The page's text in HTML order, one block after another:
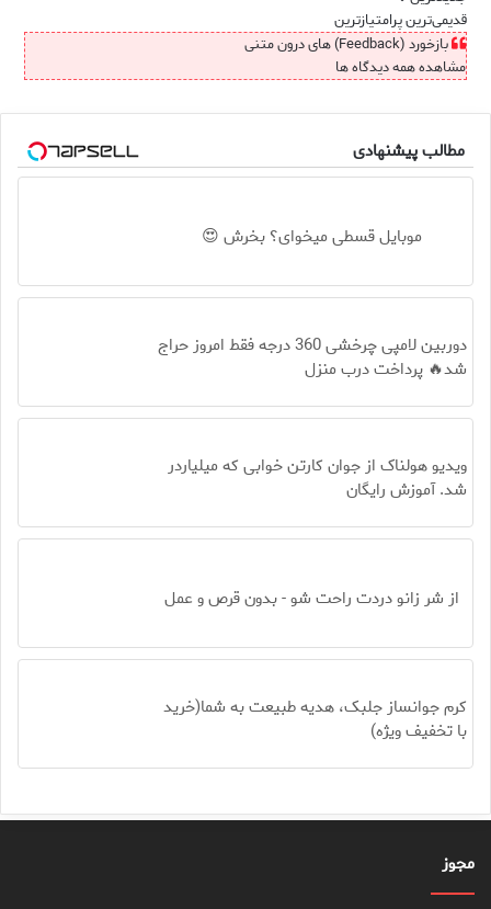
قدیمی‌ترینپرامتیازترین
بازخورد (Feedback) های درون متنی
مشاهده همه دیدگاه ها
مطالب پیشنهادی
موبایل قسطی میخوای؟ بخرش 😍
دوربین لامپی چرخشی 360 درجه فقط امروز حراج
شد🔥 پرداخت درب منزل
ویدیو هولناک از جوان کارتن خوابی که میلیاردر
شد. آموزش رایگان
از شر زانو دردت راحت شو - بدون قرص و عمل
کرم جوانساز جلبک، هدیه طبیعت به شما(خرید
با تخفیف ویژه)
مجوز